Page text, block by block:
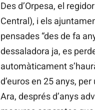
Des d’Orpesa, el
Central), i els
pensades “des de fa
dessaladora ja, es
automàticament
d’euros en 25 anys,
Ara, després d’anys